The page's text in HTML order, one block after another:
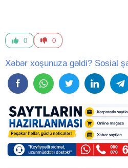
0 0
Xəbər xoşunuza gəldi? Sosial